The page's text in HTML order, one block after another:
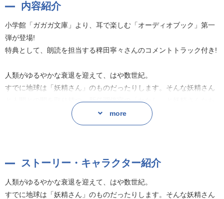
内容紹介
小学館「ガガガ文庫」より、耳で楽しむ「オーディオブック」第一
弾が登場!
特典として、朗読を担当する稗田寧々さんのコメントトラック付き!
人類がゆるやかな衰退を迎えて、はや数世紀。
すでに地球は「妖精さん」のものだったりします。そんな妖精さん
と人間との間を取り持つ、新任調停官の「わたし」と妖精さんたち
との、予測不能な不可思議物語。 more
ストーリー・キャラクター紹介
人類がゆるやかな衰退を迎えて、はや数世紀。
すでに地球は「妖精さん」のものだったりします。そんな妖精さん